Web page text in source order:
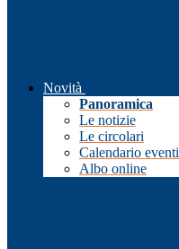
Novità
Panoramica
Le notizie
Le circolari
Calendario eventi
Albo online